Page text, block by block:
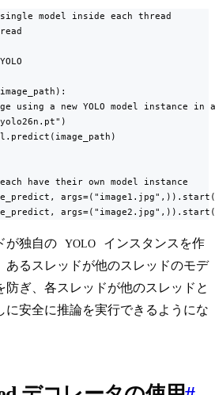
model inside each thread
using a new YOLO model instance in
have their own model instance
が独自の YOLO
インスタンスを作
あるスレッドが他のスレッドのモデ
防ぎ、各スレッドが他のスレッドと
に安全に推論を実行できるようにな